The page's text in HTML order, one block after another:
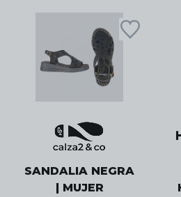
SANDALIA NEGRA
| MUJER